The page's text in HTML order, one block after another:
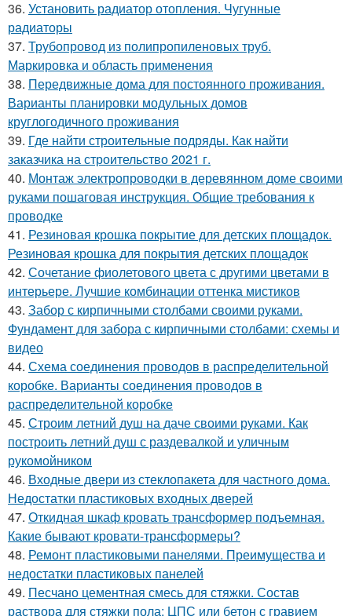
36. Установить радиатор отопления. Чугунные
радиаторы
37. Трубопровод из полипропиленовых труб.
Маркировка и область применения
38. Передвижные дома для постоянного проживания.
Варианты планировки модульных домов
круглогодичного проживания
39. Где найти строительные подряды. Как найти
заказчика на строительство 2021 г.
40. Монтаж электропроводки в деревянном доме своими
руками пошаговая инструкция. Общие требования к
проводке
41. Резиновая крошка покрытие для детских площадок.
Резиновая крошка для покрытия детских площадок
42. Сочетание фиолетового цвета с другими цветами в
интерьере. Лучшие комбинации оттенка мистиков
43. Забор с кирпичными столбами своими руками.
Фундамент для забора с кирпичными столбами: схемы и
видео
44. Схема соединения проводов в распределительной
коробке. Варианты соединения проводов в
распределительной коробке
45. Строим летний душ на даче своими руками. Как
построить летний душ с раздевалкой и уличным
рукомойником
46. Входные двери из стеклопакета для частного дома.
Недостатки пластиковых входных дверей
47. Откидная шкаф кровать трансформер подъемная.
Какие бывают кровати-трансформеры?
48. Ремонт пластиковыми панелями. Преимущества и
недостатки пластиковых панелей
49. Песчано цементная смесь для стяжки. Состав
раствора для стяжки пола: ЦПС или бетон с гравием